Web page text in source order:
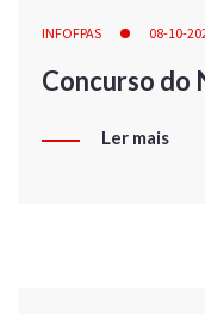
INFOFPAS 08-10-
Concurso do
Ler mais